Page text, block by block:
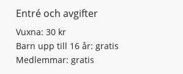
Entré och avgifter
Vuxna: 30 kr
Barn upp till 16 år: gratis
Medlemmar: gratis